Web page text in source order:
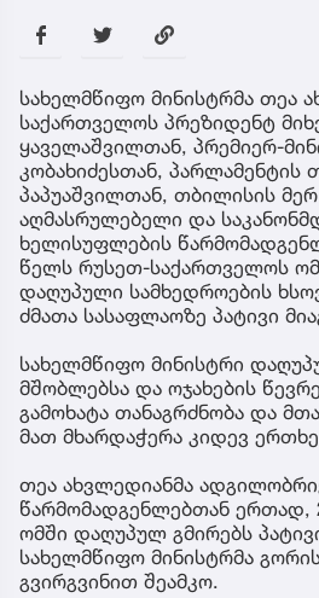
სახელმწიფო მინისტრმა თეა
საქართველოს პრეზიდენტ
ყაველაშვილთან, პრემიერ-
კობახიძესთან, პარლამენტის
პაპუაშვილთან, თბილისის
აღმასრულებელი და
ხელისუფლების
წელს რუსეთ-საქართველოს
დაღუპული სამხედროების
ძმათა სასაფლაოზე პატივი
სახელმწიფო მინისტრი
მშობლებსა და ოჯახების
გამოხატა თანაგრძნობა და
მათ მხარდაჭერა კიდევ
თეა ახვლედიანმა
წარმომადგენლებთან ერთად,
ომში დაღუპულ გმირებს
სახელმწიფო მინისტრმა
გვირგვინით შეამკო.